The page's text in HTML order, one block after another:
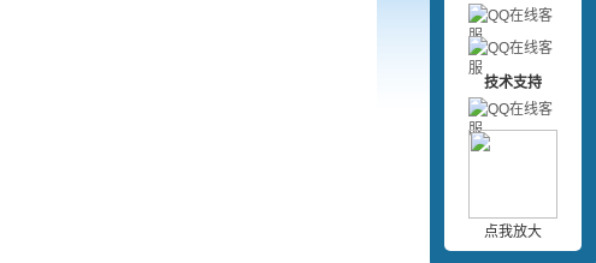
技术支持
点我放大